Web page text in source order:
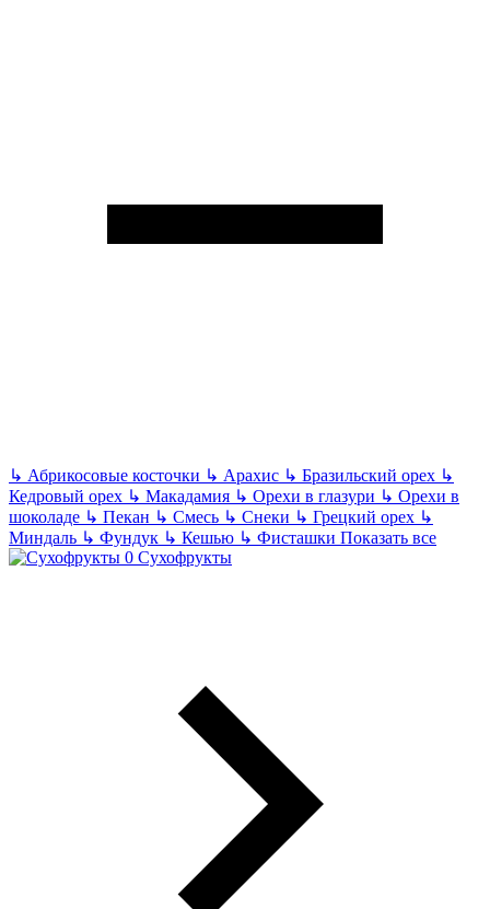
↳ Абрикосовые косточки ↳ Арахис ↳ Бразильский орех ↳
Кедровый орех ↳ Макадамия ↳ Орехи в глазури ↳ Орехи в
шоколаде ↳ Пекан ↳ Смесь ↳ Снеки ↳ Грецкий орех ↳
Миндаль ↳ Фундук ↳ Кешью ↳ Фисташки Показать все
Сухофрукты